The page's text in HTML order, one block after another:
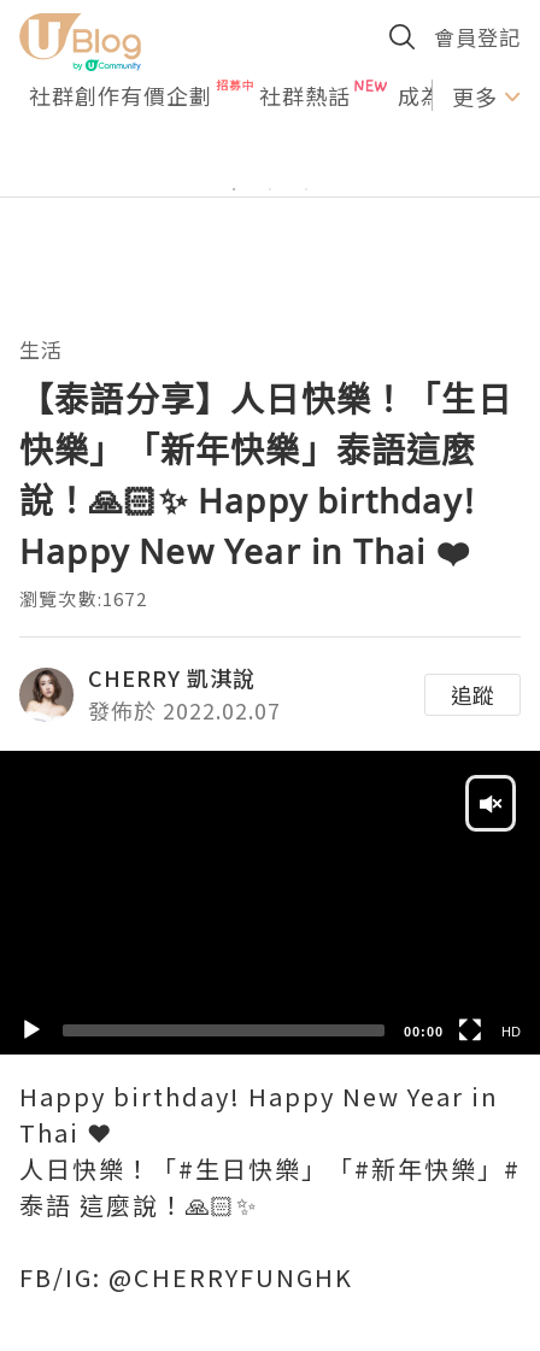
會員登記
社群創作有價企劃 社群熱話 成為U更多
生活
【泰語分享】人日快樂！「生日
快樂」「新年快樂」泰語這麼
說！🙏🏻✨ Happy birthday!
Happy New Year in Thai ❤️
瀏覽次數:1672
CHERRY 凱淇說
發佈於 2022.02.07
追蹤
00:00 HD
Happy birthday! Happy New Year in
Thai ❤️
人日快樂！「#生日快樂」「#新年快樂」#
泰語 這麼說！🙏🏻✨
FB/IG: @CHERRYFUNGHK